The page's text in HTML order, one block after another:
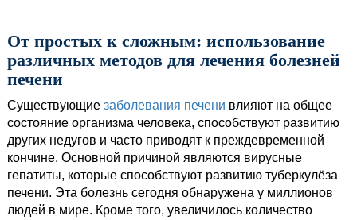
От простых к сложным: использование
различных методов для лечения болезней
печени
Существующие заболевания печени влияют на общее
состояние организма человека, способствуют развитию
других недугов и часто приводят к преждевременной
кончине. Основной причиной являются вирусные
гепатиты, которые способствуют развитию туберкулёза
печени. Эта болезнь сегодня обнаружена у миллионов
людей в мире. Кроме того, увеличилось количество